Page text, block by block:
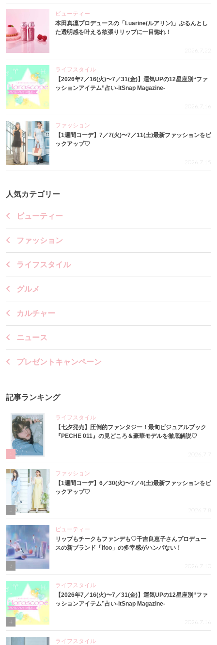
ビューティー
本田真凜プロデュースの「Luarine(ルアリン)」ぷるんとし
た透明感を叶える欲張りリップに一目惚れ！
2026.7.22
ライフスタイル
【2026年7／16(火)〜7／31(金)】運気UPの12星座別“ファ
ッションアイテム”占い-itSnap Magazine-
2026.7.16
ファッション
【1週間コーデ】7／7(火)〜7／11(土)最新ファッションをピ
ックアップ♡
2026.7.15
人気カテゴリー
ビューティー
ファッション
ライフスタイル
グルメ
カルチャー
ニュース
プレゼントキャンペーン
記事ランキング
ライフスタイル
【七夕発売】圧倒的ファンタジー！最旬ビジュアルブック
『PECHE 011』の見どころ＆豪華モデルを徹底解説♡
2026.7.7
ファッション
【1週間コーデ】6／30(火)〜7／4(土)最新ファッションをピ
ックアップ♡
2026.7.8
3
ビューティー
リップもチークもファンデも♡千吉良恵子さんプロデュー
スの新ブランド「ifoo」の多幸感がハンパない！
2026.7.10
4
ライフスタイル
【2026年7／16(火)〜7／31(金)】運気UPの12星座別“ファ
ッションアイテム”占い-itSnap Magazine-
2026.7.16
ライフスタイル